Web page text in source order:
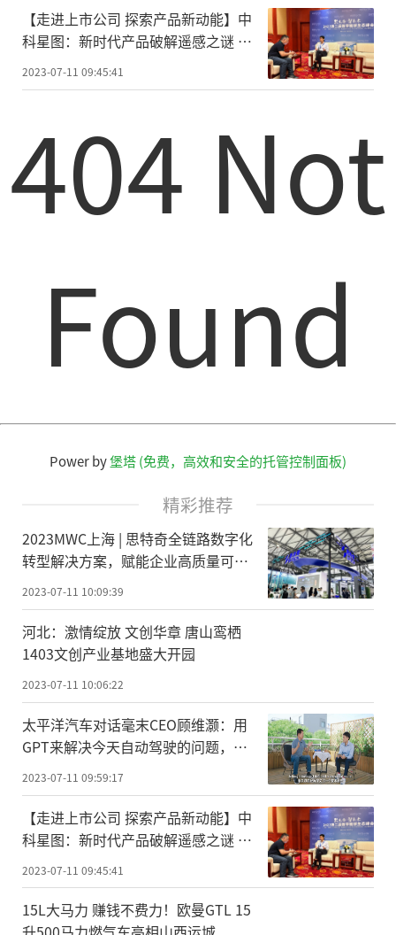
【走进上市公司 探索产品新动能】中
科星图：新时代产品破解遥感之谜 引
领AI深度融合之路
2023-07-11 09:45:41
404 Not
Found
Power by堡塔 (免费，高效和安全的托管控制面板)
精彩推荐
2023MWC上海 | 思特奇全链路数字化
转型解决方案，赋能企业高质量可持
续发展
2023-07-11 10:09:39
河北：激情绽放 文创华章 唐山鸾栖
1403文创产业基地盛大开园
2023-07-11 10:06:22
太平洋汽车对话毫末CEO顾维灏：用
GPT来解决今天自动驾驶的问题，自
2023-07-11 09:59:17
【走进上市公司 探索产品新动能】中
科星图：新时代产品破解遥感之谜 引
2023-07-11 09:45:41
15L大马力 赚钱不费力！欧曼GTL 15